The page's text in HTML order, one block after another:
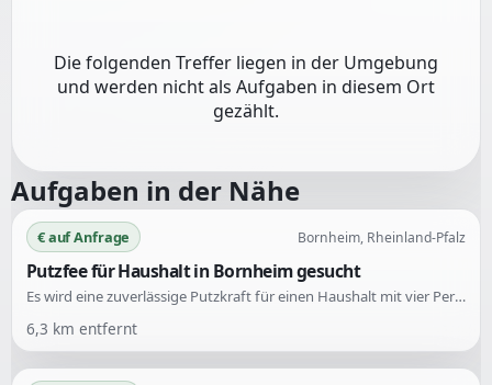
Die folgenden Treffer liegen in der Umgebung
und werden nicht als Aufgaben in diesem Ort
gezählt.
Aufgaben in der Nähe
€ auf Anfrage Bornheim, Rheinland-Pfalz
Putzfee für Haushalt in Bornheim gesucht
Es wird eine zuverlässige Putzkraft für einen Haushalt mit vier Personen und zwei Katzen gesucht. Die Hilfe wird einmal wöchentlich für 2-3 Stunden benötigt.
6,3 km entfernt